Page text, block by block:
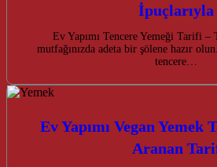
İpuçlarıyla
Ev Yapımı Tencere Yemeği Tarifi
mutfağınızda adeta bir şölene hazır
tencere…
Ev Yapımı Vegan Yemek
Aranan